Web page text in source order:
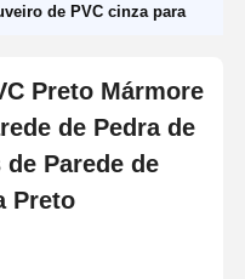
de PVC cinza para
Preto Mármore
de Pedra de
de Parede de
Preto